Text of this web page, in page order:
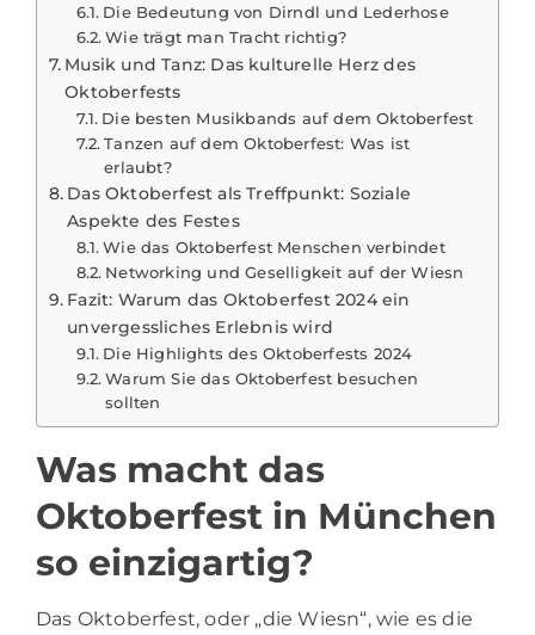
Die Bedeutung von Dirndl und Lederhose
Wie trägt man Tracht richtig?
Musik und Tanz: Das kulturelle Herz des
Oktoberfests
Die besten Musikbands auf dem Oktoberfest
Tanzen auf dem Oktoberfest: Was ist
erlaubt?
Das Oktoberfest als Treffpunkt: Soziale
Aspekte des Festes
Wie das Oktoberfest Menschen verbindet
Networking und Geselligkeit auf der Wiesn
Fazit: Warum das Oktoberfest 2024 ein
unvergessliches Erlebnis wird
Die Highlights des Oktoberfests 2024
Warum Sie das Oktoberfest besuchen
sollten
Was macht das
Oktoberfest in München
so einzigartig?
Das Oktoberfest, oder „die Wiesn“, wie es die